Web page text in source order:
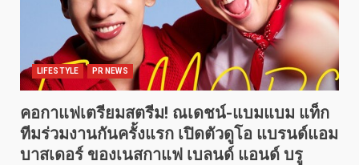
LIFESTYLE PR NEWS
คอกาแฟเตรียมสตรีม! ณเดชน์-แบมแบม แท็ก
ทีมร่วมงานกันครั้งแรก เปิดตัวดูโอ แบรนด์แอม
บาสเดอร์ ของเนสกาแฟ เบลนด์ แอนด์ บรู